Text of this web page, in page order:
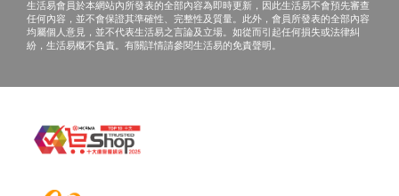
球蛋白
間接膽紅素
總蛋白質
腎功能
生活易會員於本網站內所發表的全部內容為即時更新，因此生活易不會預先審查
任何內容，並不會保證其準確性、完整性及質量。此外，會員所發表的全部內容
均屬個人意見，並不代表生活易之言論及立場。如從而引起任何損失或法律糾
紛，生活易概不負責。有關詳情請參閱生活易的免責聲明。